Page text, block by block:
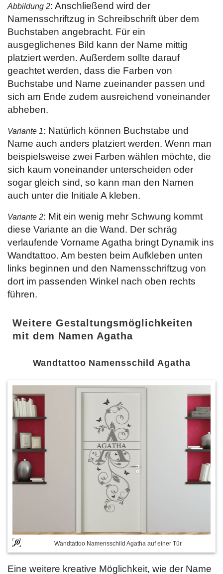
Abbildung 2: Anschließend wird der
Namensschriftzug in Schreibschrift über dem
Buchstaben angebracht. Für ein
ausgeglichenes Bild kann der Name mittig
platziert werden. Außerdem sollte darauf
geachtet werden, dass die Farben von
Buchstabe und Name zueinander passen und
sich am Ende zudem ausreichend voneinander
abheben.
Variante 1: Natürlich können Buchstabe und
Name auch anders platziert werden. Wenn man
beispielsweise zwei Farben wählen möchte, die
sich kaum voneinander unterscheiden oder
sogar gleich sind, so kann man den Namen
auch unter die Initiale A kleben.
Variante 2: Mit ein wenig mehr Schwung kommt
diese Variante an die Wand. Der schräg
verlaufende Vorname Agatha bringt Dynamik ins
Wandtattoo. Am besten beim Aufkleben unten
links beginnen und den Namensschriftzug von
dort im passenden Winkel nach oben rechts
führen.
Weitere Gestaltungsmöglichkeiten
mit dem Namen Agatha
Wandtattoo Namensschild Agatha
Wandtattoo Namensschild Agatha auf einer Tür
Eine weitere kreative Möglichkeit, wie der Name